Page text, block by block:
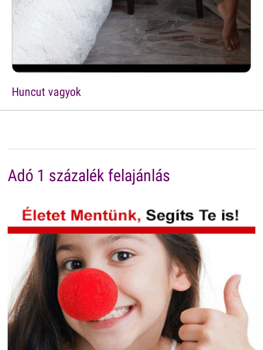
Huncut vagyok
Adó 1 százalék felajánlás